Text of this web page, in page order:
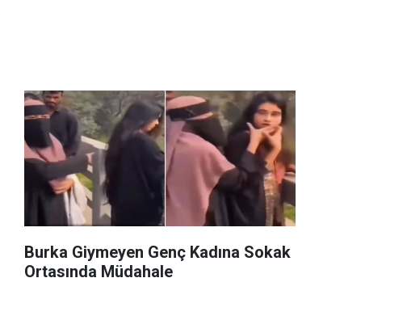
Burka Giymeyen Genç Kadına Sokak
Ortasında Müdahale